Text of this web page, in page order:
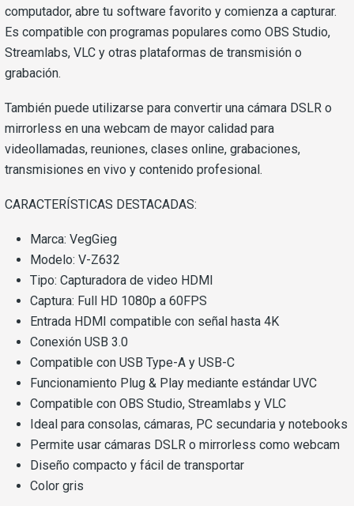
computador, abre tu software favorito y comienza a capturar.
Es compatible con programas populares como OBS Studio,
Streamlabs, VLC y otras plataformas de transmisión o
grabación.
También puede utilizarse para convertir una cámara DSLR o
mirrorless en una webcam de mayor calidad para
videollamadas, reuniones, clases online, grabaciones,
transmisiones en vivo y contenido profesional.
CARACTERÍSTICAS DESTACADAS:
Marca: VegGieg
Modelo: V-Z632
Tipo: Capturadora de video HDMI
Captura: Full HD 1080p a 60FPS
Entrada HDMI compatible con señal hasta 4K
Conexión USB 3.0
Compatible con USB Type-A y USB-C
Funcionamiento Plug & Play mediante estándar UVC
Compatible con OBS Studio, Streamlabs y VLC
Ideal para consolas, cámaras, PC secundaria y notebooks
Permite usar cámaras DSLR o mirrorless como webcam
Diseño compacto y fácil de transportar
Color gris